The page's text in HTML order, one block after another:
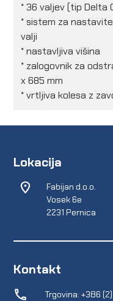
* 36 valjev (tip Delta
* sistem za
valji
* nastavljiva višina
* zalogovnik za
x 685 mm
* vrtljiva kolesa z
Lokacija
Fabijan d.o.o.
Vosek 6e
2231 Pernica
Kontakt
Trgovina: +386